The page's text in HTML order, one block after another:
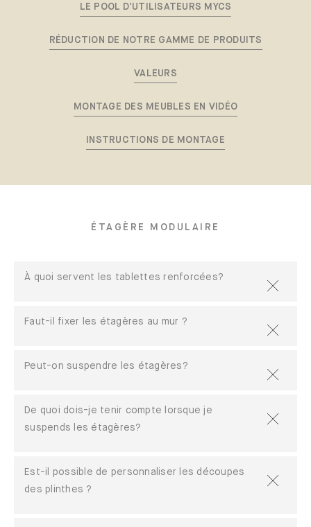
LE POOL D’UTILISATEURS MYCS
RÉDUCTION DE NOTRE GAMME DE PRODUITS
VALEURS
MONTAGE DES MEUBLES EN VIDÉO
INSTRUCTIONS DE MONTAGE
ÉTAGÈRE MODULAIRE
À quoi servent les tablettes renforcées?
Faut-il fixer les étagères au mur ?
Peut-on suspendre les étagères?
De quoi dois-je tenir compte lorsque je
suspends les étagères?
Est-il possible de personnaliser les découpes
des plinthes ?